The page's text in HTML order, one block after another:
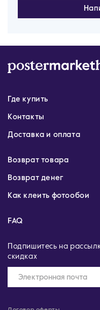
Где купить
Контакты
Доставка и оплата
Возврат товара
Возврат денег
Как клеить фотообои
FAQ
Подпишитесь на
скидках